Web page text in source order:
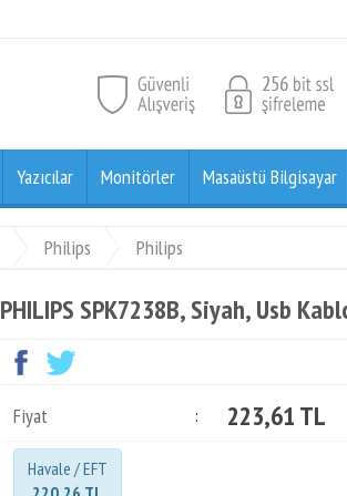
Yazıcılar Monitörler Masaüstü Bilgisayar
Philips Philips
PHILIPS SPK7238B, Siyah, Usb
Fiyat : 223,61 TL
Havale / EFT